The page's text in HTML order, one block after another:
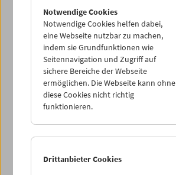
Di 30.3.
Mi 31.3.
Do 1.4.
Notwendige Cookies
Notwendige Cookies helfen dabei,
eine Webseite nutzbar zu machen,
indem sie Grundfunktionen wie
Seitennavigation und Zugriff auf
sichere Bereiche der Webseite
ermöglichen. Die Webseite kann ohne
diese Cookies nicht richtig
funktionieren.
Drittanbieter Cookies